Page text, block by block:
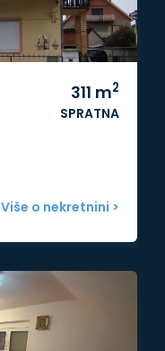
311 m2
SPRATNA
Više o nekretnini >